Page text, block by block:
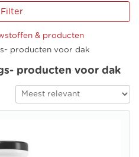
Filter
& producten
producten voor dak
producten voor dak